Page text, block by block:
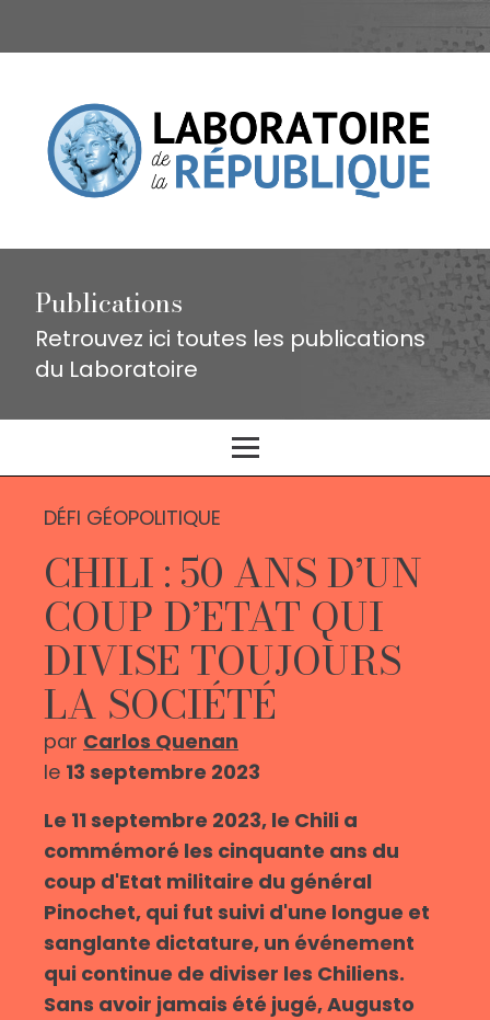
Publications
Retrouvez ici toutes les publications
du Laboratoire
DÉFI GÉOPOLITIQUE
CHILI : 50 ANS D’UN
COUP D’ETAT QUI
DIVISE TOUJOURS
LA SOCIÉTÉ
par Carlos Quenan
le 13 septembre 2023
Le 11 septembre 2023, le Chili a
commémoré les cinquante ans du
coup d'Etat militaire du général
Pinochet, qui fut suivi d'une longue et
sanglante dictature, un événement
qui continue de diviser les Chiliens.
Sans avoir jamais été jugé, Augusto